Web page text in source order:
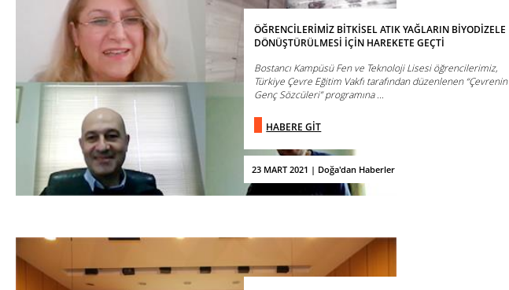
23 MART 2021 | Doğa'dan Haberler
ÖĞRENCİLERİMİZ BİTKİSEL ATIK YAĞLARIN BİYODİZELE
DÖNÜŞTÜRÜLMESİ İÇİN HAREKETE GEÇTİ
Bostancı Kampüsü Fen ve Teknoloji Lisesi öğrencilerimiz,
Türkiye Çevre Eğitim Vakfı tarafından düzenlenen “Çevrenin
Genç Sözcüleri” programına ...
HABERE GİT